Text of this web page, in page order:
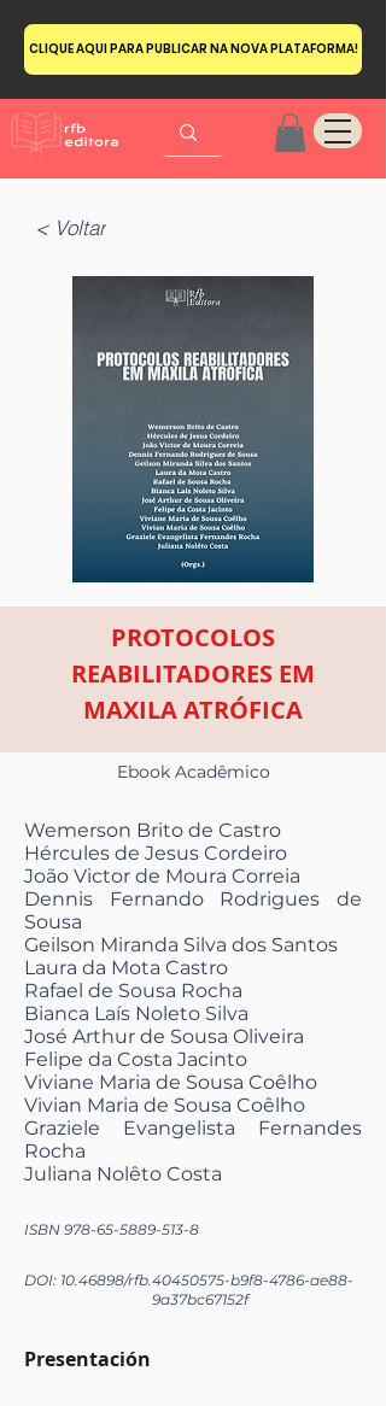
CLIQUE AQUI PARA PUBLICAR NA NOVA PLATAFORMA!
< Voltar
PROTOCOLOS
REABILITADORES EM
MAXILA ATRÓFICA
Ebook Acadêmico
Wemerson Brito de Castro
Hércules de Jesus Cordeiro
João Victor de Moura Correia
Dennis Fernando Rodrigues de
Sousa
Geilson Miranda Silva dos Santos
Laura da Mota Castro
Rafael de Sousa Rocha
Bianca Laís Noleto Silva
José Arthur de Sousa Oliveira
Felipe da Costa Jacinto
Viviane Maria de Sousa Coêlho
Vivian Maria de Sousa Coêlho
Graziele Evangelista Fernandes
Rocha
Juliana Nolêto Costa
ISBN 978-65-5889-513-8
DOI: 10.46898/rfb.40450575-b9f8-4786-ae88-
9a37bc67152f
Presentación